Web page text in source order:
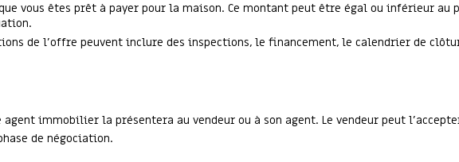
vous êtes prêt à payer pour la maison. Ce montant peut être égal ou inférieur au
de l'offre peuvent inclure des inspections, le financement, le calendrier de
immobilier la présentera au vendeur ou à son agent. Le vendeur peut
de négociation.